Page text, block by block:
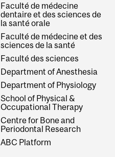
Faculté de médecine
dentaire et des sciences de
la santé orale
Faculté de médecine et des
sciences de la santé
Faculté des sciences
Department of Anesthesia
Department of Physiology
School of Physical &
Occupational Therapy
Centre for Bone and
Periodontal Research
ABC Platform